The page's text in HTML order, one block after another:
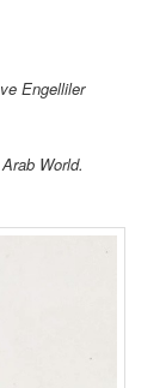
Engelliler
World.